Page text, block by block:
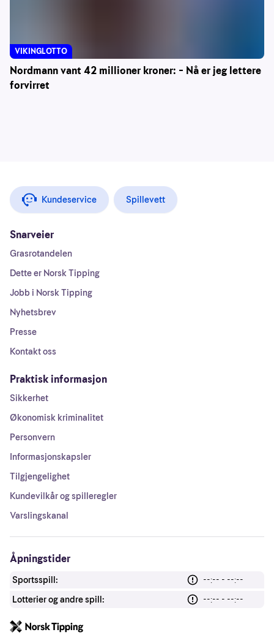
Nordmann vant 42 millioner kroner: – Nå er jeg lettere
forvirret
VIKINGLOTTO
Kundeservice Spillevett
Snarveier
Grasrotandelen
Dette er Norsk Tipping
Jobb i Norsk Tipping
Nyhetsbrev
Presse
Kontakt oss
Praktisk informasjon
Sikkerhet
Økonomisk kriminalitet
Personvern
Informasjonskapsler
Tilgjengelighet
Kundevilkår og spilleregler
Varslingskanal
Åpningstider
Sportsspill:
--:-- - --:--
Lotterier og andre spill:
--:-- - --:--